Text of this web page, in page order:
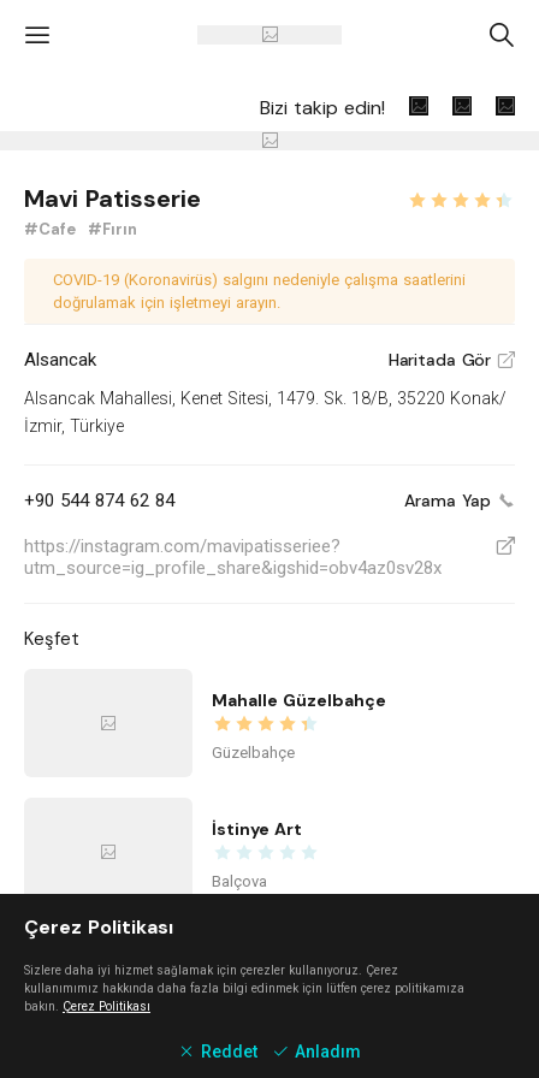
' A
Bizi takip edin!
Mavi Patisserie
#Cafe #Fırın
COVID-19 (Koronavirüs) salgını nedeniyle çalışma saatlerini
doğrulamak için işletmeyi arayın.
Alsancak Haritada Gör V
Alsancak Mahallesi, Kenet Sitesi, 1479. Sk. 18/B, 35220 Konak/
İzmir, Türkiye
+90 544 874 62 84 Arama Yap
https://instagram.com/mavipatisseriee?
utm_source=ig_profile_share&igshid=obv4az0sv28x
V
Keşfet
Mahalle Güzelbahçe
Güzelbahçe
İstinye Art
Balçova
Çerez Politikası
Sizlere daha iyi hizmet sağlamak için çerezler kullanıyoruz. Çerez
kullanımımız hakkında daha fazla bilgi edinmek için lütfen çerez politikamıza
bakın. Çerez Politikası
Reddet Anladım